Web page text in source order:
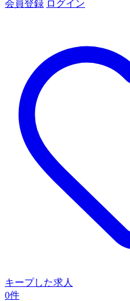
会員登録 ログイン
キープした求人
0件